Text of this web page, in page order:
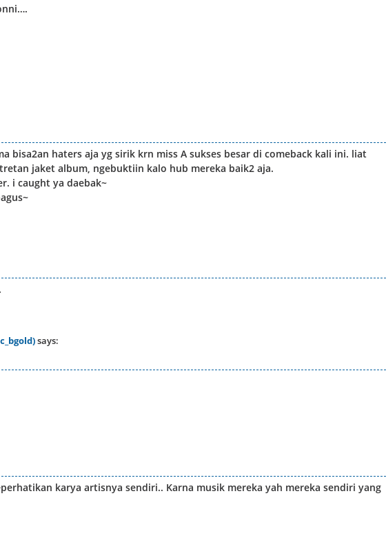
bisa2an haters aja yg sirik krn miss A sukses besar di comeback kali ini. liat
jaket album, ngebuktiin kalo hub mereka baik2 aja.
i caught ya daebak~
.
says:
karya artisnya sendiri.. Karna musik mereka yah mereka sendiri yang